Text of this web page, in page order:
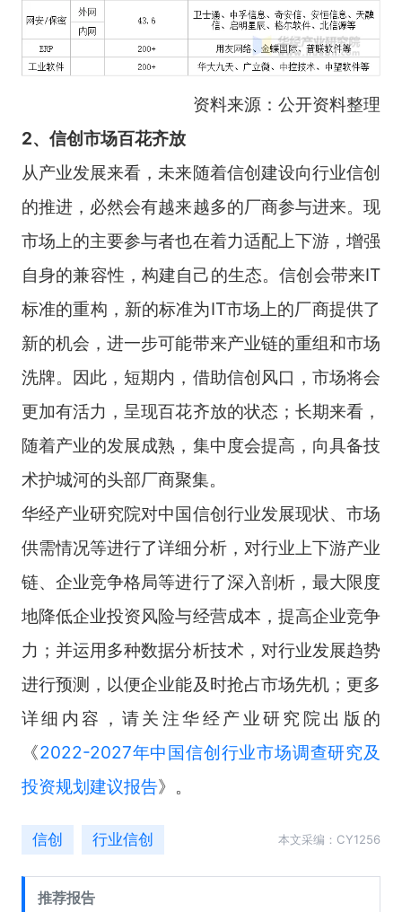
资料来源：公开资料整理
2、信创市场百花齐放
从产业发展来看，未来随着信创建设向行业信创
的推进，必然会有越来越多的厂商参与进来。现
市场上的主要参与者也在着力适配上下游，增强
自身的兼容性，构建自己的生态。信创会带来IT
标准的重构，新的标准为IT市场上的厂商提供了
新的机会，进一步可能带来产业链的重组和市场
洗牌。因此，短期内，借助信创风口，市场将会
更加有活力，呈现百花齐放的状态；长期来看，
随着产业的发展成熟，集中度会提高，向具备技
术护城河的头部厂商聚集。
华经产业研究院对中国信创行业发展现状、市场
供需情况等进行了详细分析，对行业上下游产业
链、企业竞争格局等进行了深入剖析，最大限度
地降低企业投资风险与经营成本，提高企业竞争
力；并运用多种数据分析技术，对行业发展趋势
进行预测，以便企业能及时抢占市场先机；更多
详细内容，请关注华经产业研究院出版的
《2022-2027年中国信创行业市场调查研究及
投资规划建议报告》。
信创 行业信创 本文采编：CY1256
推荐报告